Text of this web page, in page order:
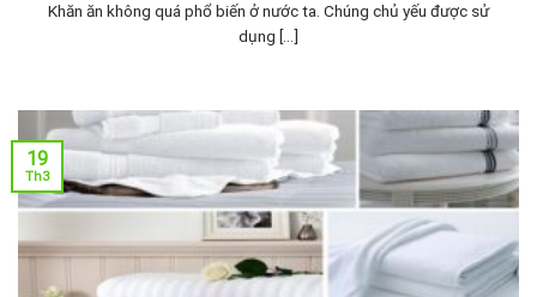
Khăn ăn không quá phổ biến ở nước ta. Chúng chủ yếu được sử
dụng [...]
19
Th3